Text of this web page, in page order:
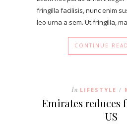
fringilla facilisis, nunc enim
leo urna a sem. Ut fringilla,
CONTINUE
In LIFESTYLE /
Emirates reduces
US